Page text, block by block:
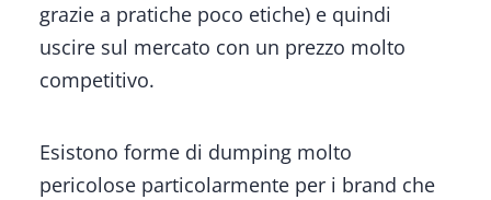
grazie a pratiche poco etiche) e quindi
uscire sul mercato con un prezzo molto
competitivo.
Esistono forme di dumping molto
pericolose particolarmente per i brand che